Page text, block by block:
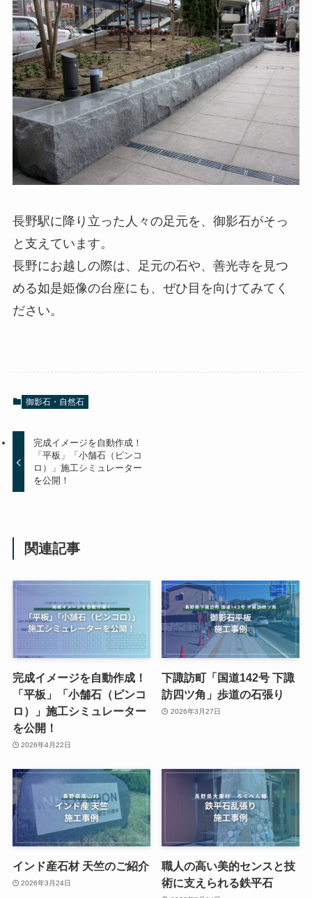
長野駅に降り立った人々の足元を、御影石がそっ
と支えています。
長野にお越しの際は、足元の石や、善光寺を見つ
める如是姫像の台座にも、ぜひ目を向けてみてく
ださい。
御影石・自然石
完成イメージを自動作成！
「平板」「小舗石（ピンコ
ロ）」施工シミュレーター
を公開！
関連記事
完成イメージを自動作成！
「平板」「小舗石（ピンコ
ロ）」施工シミュレーター
を公開！
2026年4月22日
下諏訪町「国道142号 下諏
訪四ツ角」歩道の石張り
2026年3月27日
インド産石材 天竺のご紹介
2026年3月24日
職人の高い美的センスと技
術に支えられる鉄平石